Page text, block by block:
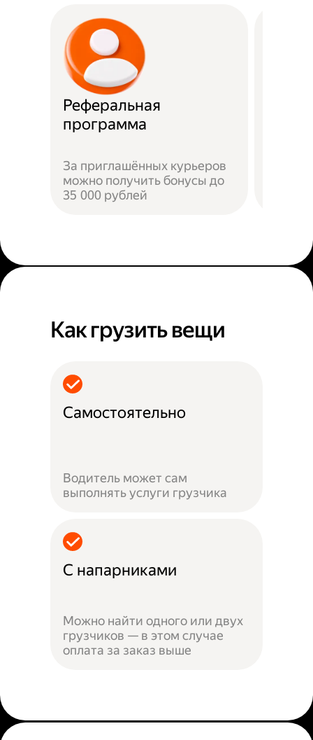
Реферальная
программа
За приглашённых курьеров
можно получить бонусы до
35 000 рублей
Как грузить вещи
Самостоятельно
Водитель может сам
выполнять услуги грузчика
С напарниками
Можно найти одного или двух
грузчиков — в этом случае
оплата за заказ выше